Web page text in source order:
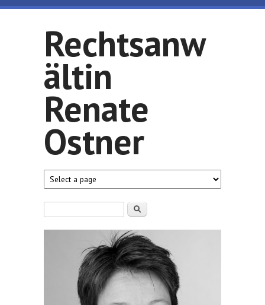
Direkt zum Inhalt
Rechtsanw
ältin
Renate
Ostner
Suche